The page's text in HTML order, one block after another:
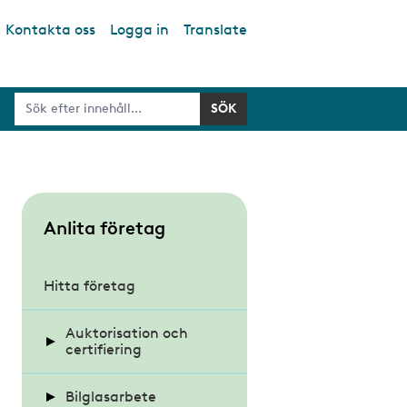
Kontakta oss Logga in Translate
m
Anlita företag
Hitta företag
Auktorisation och
certifiering
Auktoriserat
Bilglasarbete